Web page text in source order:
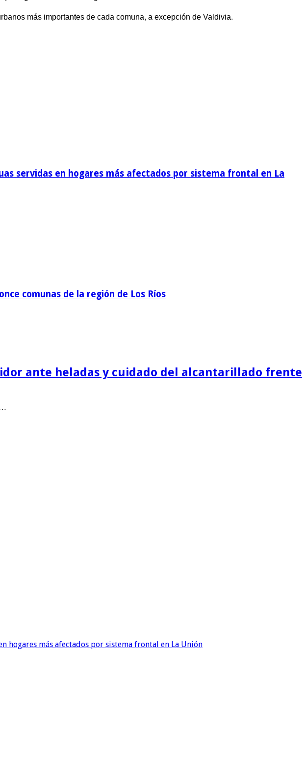
más importantes de cada comuna, a excepción de Valdivia.
servidas en hogares más afectados por sistema frontal en La
comunas de la región de Los Ríos
ante heladas y cuidado del alcantarillado frente
hogares más afectados por sistema frontal en La Unión